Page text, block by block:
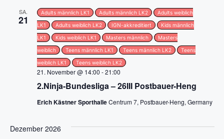
g
a
i
o
n
SA.
21
2.Ninja-Bundesliga – 26III Postbauer-Heng
21. November @ 14:00 -21:00
Adults männlich LK1 Adults männlich LK2 Adults weiblich
LK1 Adults weiblich LK2 IGN-akkreditiert Kids männlich
LK1 Kids weiblich LK1 Masters männlich Masters
weiblich Teens männlich LK1 Teens männlich LK2 Teens
weiblich LK1 Teens weiblich LK2
Erich Kästner SporthalleCentrum 7, Postbauer-Heng, Germany
Dezember 2026